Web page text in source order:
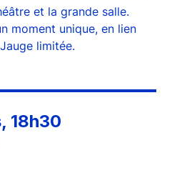
et la grande salle.
moment unique, en lien
limitée.
18h30